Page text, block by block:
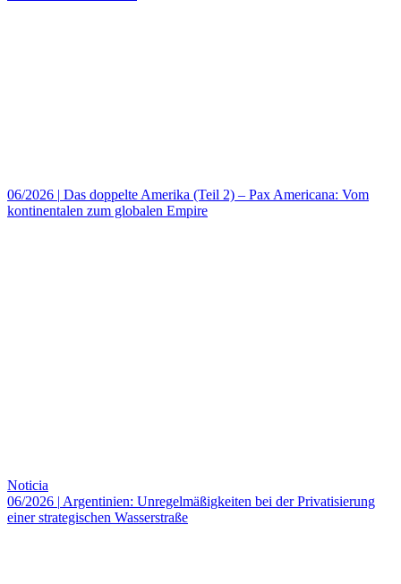
06/2026 | Das doppelte Amerika (Teil 2) – Pax Americana: Vom
kontinentalen zum globalen Empire
Noticia
06/2026 | Argentinien: Unregelmäßigkeiten bei der Privatisierung
einer strategischen Wasserstraße